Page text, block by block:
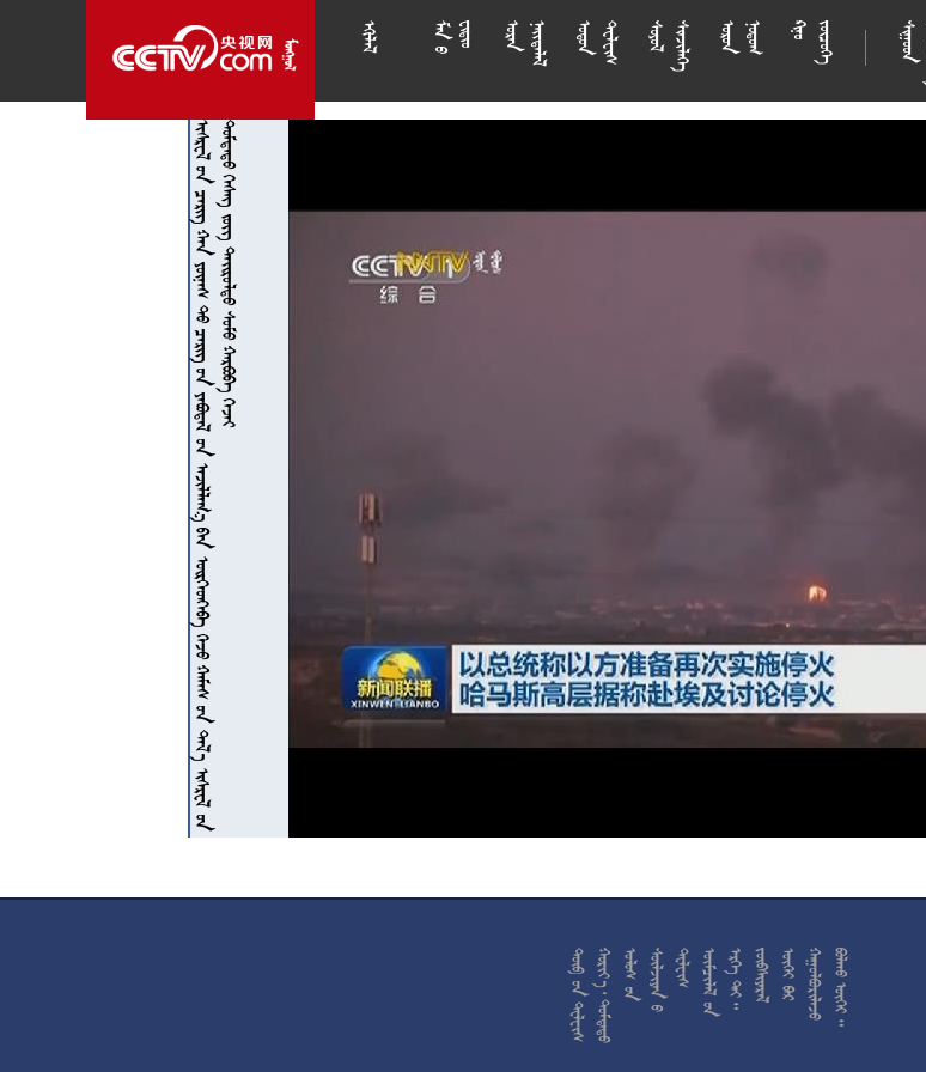
   









  







  











  






  







  















































































































































































































































 